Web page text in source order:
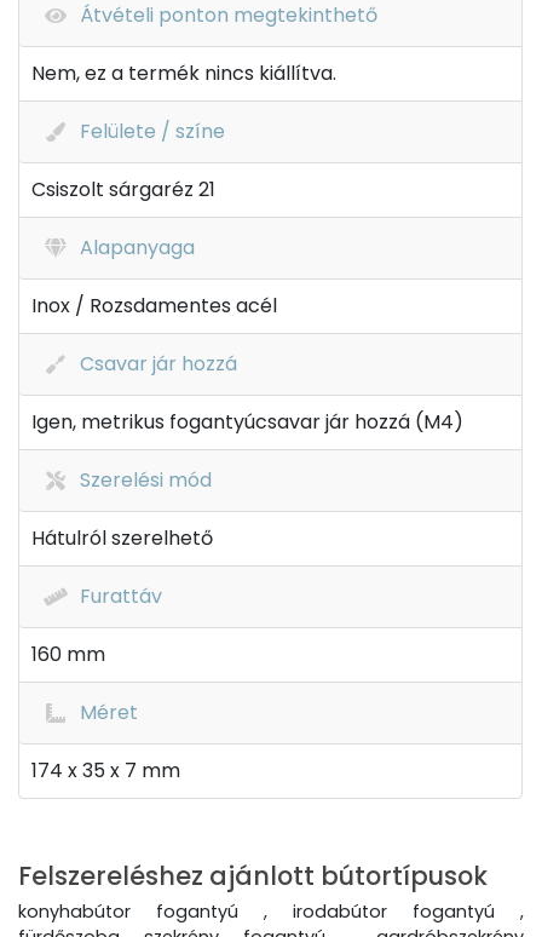
Átvételi ponton megtekinthető
Nem, ez a termék nincs kiállítva.
Felülete / színe
Csiszolt sárgaréz 21
Alapanyaga
Inox / Rozsdamentes acél
Csavar jár hozzá
Igen, metrikus fogantyúcsavar jár hozzá (M4)
Szerelési mód
Hátulról szerelhető
Furattáv
160 mm
Méret
174 x 35 x 7 mm
Felszereléshez ajánlott bútortípusok
konyhabútor fogantyú , irodabútor fogantyú ,